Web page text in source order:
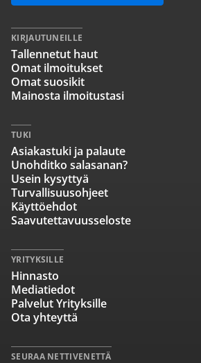
SEURAA NETTIVENETTÄ
KIRJAUTUNEILLE
Tallennetut haut
Omat ilmoitukset
Omat suosikit
Mainosta ilmoitustasi
TUKI
Asiakastuki ja palaute
Unohditko salasanan?
Usein kysyttyä
Turvallisuusohjeet
Käyttöehdot
Saavutettavuusseloste
YRITYKSILLE
Hinnasto
Mediatiedot
Palvelut Yrityksille
Ota yhteyttä